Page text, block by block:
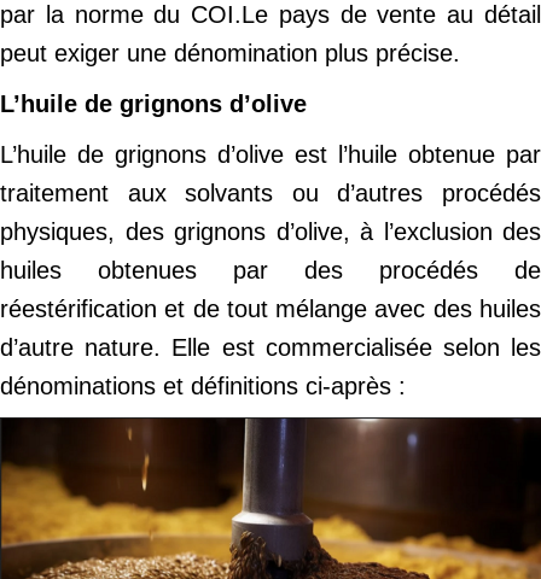
par la norme du COI.Le pays de vente au détail
peut exiger une dénomination plus précise.
L’huile de grignons d’olive
L’huile de grignons d’olive est l’huile obtenue par
traitement aux solvants ou d’autres procédés
physiques, des grignons d’olive, à l’exclusion des
huiles obtenues par des procédés de
réestérification et de tout mélange avec des huiles
d’autre nature. Elle est commercialisée selon les
dénominations et définitions ci-après :